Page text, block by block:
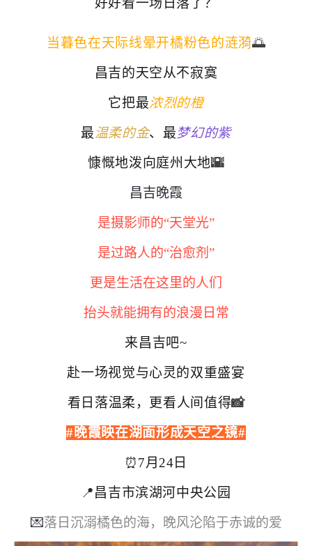
好好看一场日落了？
当暮色在天际线晕开橘粉色的涟漪🌅
昌吉的天空从不寂寞
它把最浓烈的橙
最温柔的金、最梦幻的紫
慷慨地泼向庭州大地🌇
昌吉晚霞
是摄影师的“天堂光”
是过路人的“治愈剂”
更是生活在这里的人们
抬头就能拥有的浪漫日常
来昌吉吧~
赴一场视觉与心灵的双重盛宴
看日落温柔，更看人间值得📸
#晚霞映在湖面形成天空之镜#
⏰7月24日
📍昌吉市滨湖河中央公园
💌落日沉溺橘色的海，晚风沦陷于赤诚的爱